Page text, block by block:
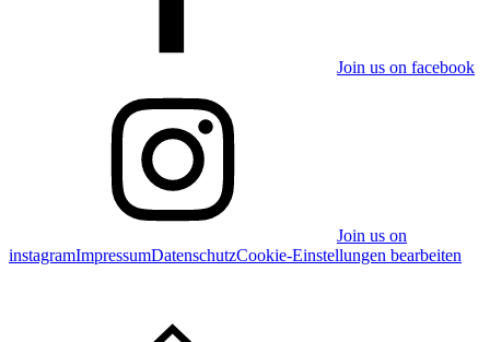
Join us on facebook
Join us on
instagramImpressumDatenschutzCookie-Einstellungen bearbeiten